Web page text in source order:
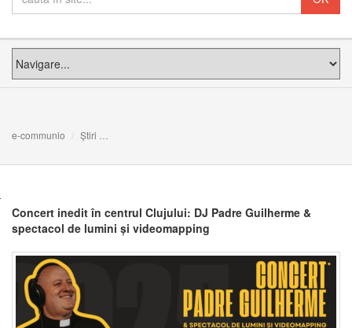
e-communio Știri
Concert inedit în centrul Clujului: DJ Padre Guilherme &
spectacol de lumini și videomapping